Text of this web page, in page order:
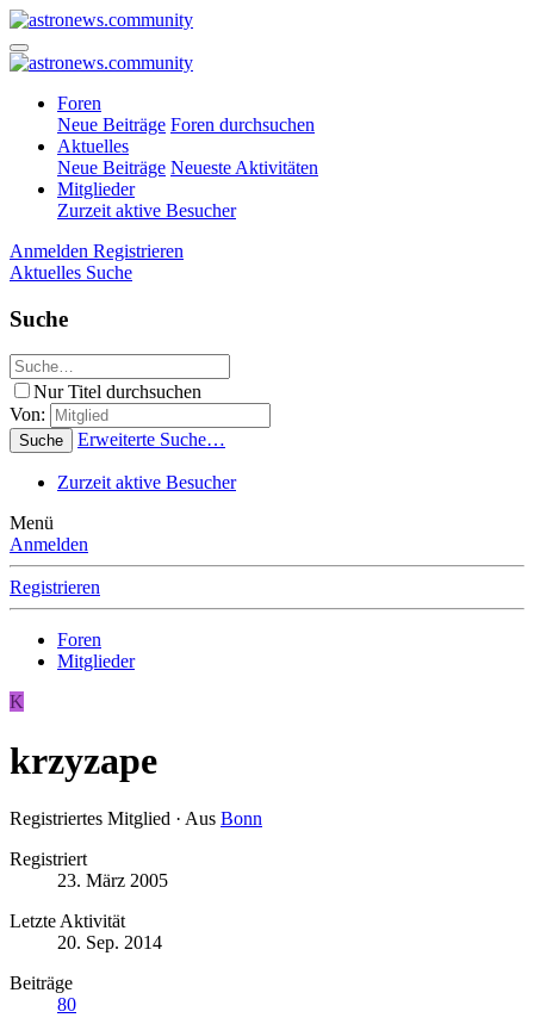
Foren
Neue Beiträge Foren durchsuchen
Aktuelles
Neue Beiträge Neueste Aktivitäten
Mitglieder
Zurzeit aktive Besucher
Anmelden Registrieren
Aktuelles Suche
Suche
Nur Titel durchsuchen
Von:
Suche Erweiterte Suche…
Zurzeit aktive Besucher
Menü
Anmelden
Registrieren
Foren
Mitglieder
K
krzyzape
Registriertes Mitglied · Aus Bonn
Registriert
23. März 2005
Letzte Aktivität
20. Sep. 2014
Beiträge
80